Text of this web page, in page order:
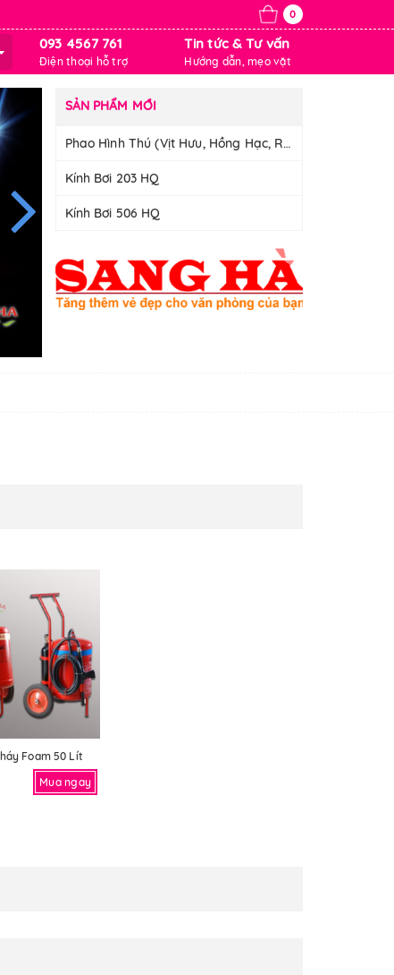
0
093 4567 761
Điện thoại hỗ trợ
Tin tức & Tư vấn
Hướng dẫn, mẹo vặt
SẢN PHẨM MỚI
Phao Hình Thú (Vịt Hưu, Hồng Hạc, Rùa)
Kính Bơi 203 HQ
Kính Bơi 506 HQ
Foam 50 Lít
Mua ngay